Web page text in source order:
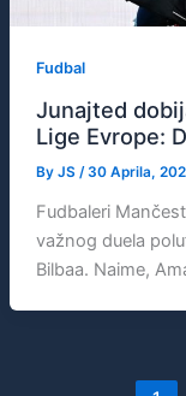
Fudbal
Junajted
Lige Evrope:
By JS /30 Aprila,
Fudbaleri
važnog duela
Bilbaa. Naime,